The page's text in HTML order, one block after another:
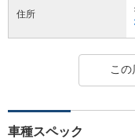
住所
こ
車種スペック